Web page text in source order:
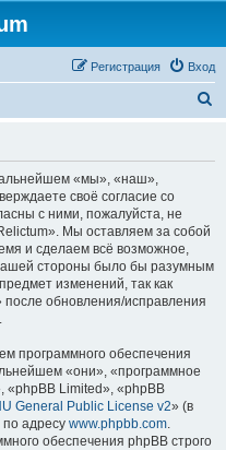
Вход
Регистрация
«мы», «наш»,
своё согласие со
с ними, пожалуйста, не
Мы оставляем за собой
и сделаем всё возможное,
стороны было бы разумным
изменений, так как
обновления/исправления
программного обеспечения
«они», «программное
«phpBB Limited», «phpBB
General Public License v2» (в
адресу www.phpbb.com.
обеспечения phpBB строго